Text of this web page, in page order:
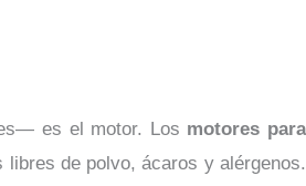
es el motor. Los motores para
de polvo, ácaros y alérgenos.